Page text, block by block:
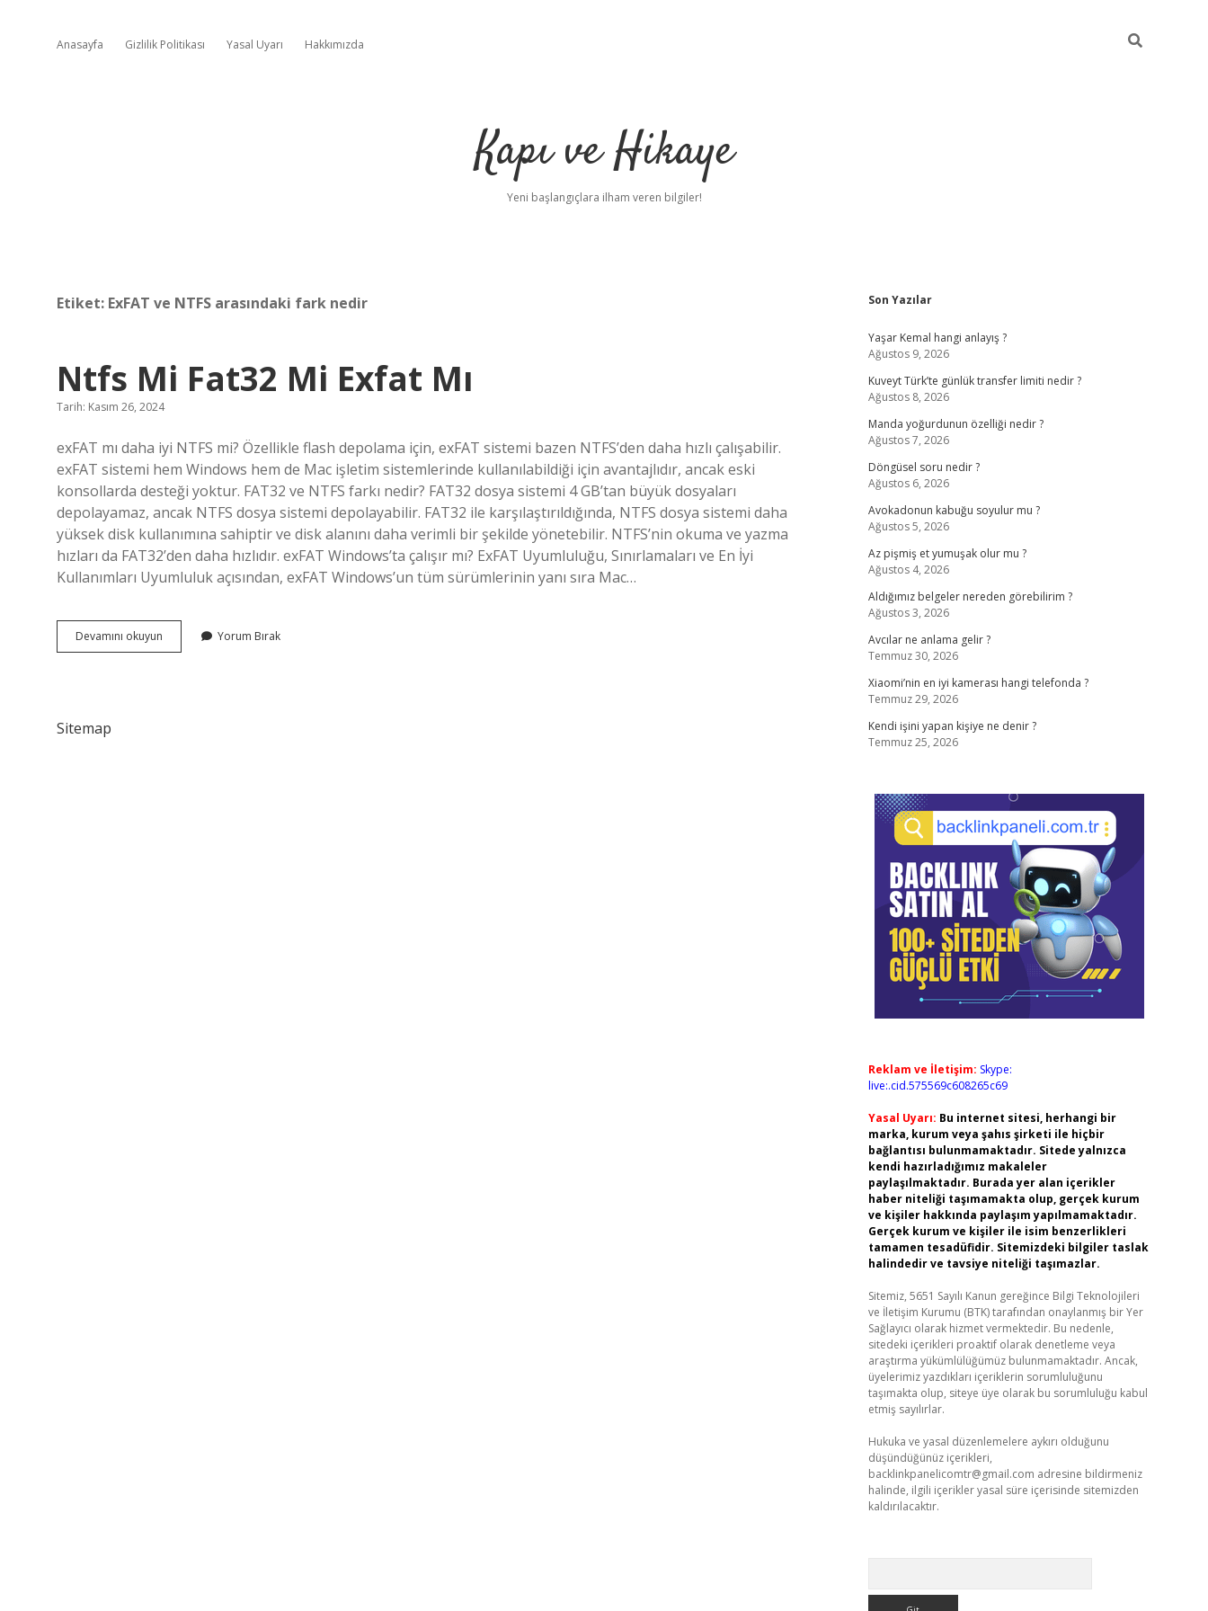
Anasayfa Gizlilik Politikası Yasal Uyarı Hakkımızda
Kapı ve Hikaye
Yeni başlangıçlara ilham veren bilgiler!
Etiket: ExFAT ve NTFS arasındaki fark nedir
Ntfs Mi Fat32 Mi Exfat Mı
Tarih: Kasım 26, 2024
exFAT mı daha iyi NTFS mi? Özellikle flash depolama için, exFAT sistemi bazen NTFS’den daha hızlı çalışabilir.
exFAT sistemi hem Windows hem de Mac işletim sistemlerinde kullanılabildiği için avantajlıdır, ancak eski
konsollarda desteği yoktur. FAT32 ve NTFS farkı nedir? FAT32 dosya sistemi 4 GB’tan büyük dosyaları
depolayamaz, ancak NTFS dosya sistemi depolayabilir. FAT32 ile karşılaştırıldığında, NTFS dosya sistemi daha
yüksek disk kullanımına sahiptir ve disk alanını daha verimli bir şekilde yönetebilir. NTFS’nin okuma ve yazma
hızları da FAT32’den daha hızlıdır. exFAT Windows’ta çalışır mı? ExFAT Uyumluluğu, Sınırlamaları ve En İyi
Kullanımları Uyumluluk açısından, exFAT Windows’un tüm sürümlerinin yanı sıra Mac…
Devamını okuyun
Mi
Yorum Bırak
Sitemap
Sidebar
Son Yazılar
Yaşar Kemal hangi anlayış ?
Ağustos 9, 2026
Kuveyt Türk’te günlük transfer limiti nedir ?
Ağustos 8, 2026
Manda yoğurdunun özelliği nedir ?
Ağustos 7, 2026
Döngüsel soru nedir ?
Ağustos 6, 2026
Avokadonun kabuğu soyulur mu ?
Ağustos 5, 2026
Az pişmiş et yumuşak olur mu ?
Ağustos 4, 2026
Aldığımız belgeler nereden görebilirim ?
Ağustos 3, 2026
Avcılar ne anlama gelir ?
Temmuz 30, 2026
Xiaomi’nin en iyi kamerası hangi telefonda ?
Temmuz 29, 2026
Kendi işini yapan kişiye ne denir ?
Temmuz 25, 2026
Reklam ve İletişim: Skype:
live:.cid.575569c608265c69
Yasal Uyarı: Bu internet sitesi, herhangi bir
marka, kurum veya şahıs şirketi ile hiçbir
bağlantısı bulunmamaktadır. Sitede yalnızca
kendi hazırladığımız makaleler
paylaşılmaktadır. Burada yer alan içerikler
haber niteliği taşımamakta olup, gerçek kurum
ve kişiler hakkında paylaşım yapılmamaktadır.
Gerçek kurum ve kişiler ile isim benzerlikleri
tamamen tesadüfidir. Sitemizdeki bilgiler taslak
halindedir ve tavsiye niteliği taşımazlar.
Sitemiz, 5651 Sayılı Kanun gereğince Bilgi Teknolojileri
ve İletişim Kurumu (BTK) tarafından onaylanmış bir Yer
Sağlayıcı olarak hizmet vermektedir. Bu nedenle,
sitedeki içerikleri proaktif olarak denetleme veya
araştırma yükümlülüğümüz bulunmamaktadır. Ancak,
üyelerimiz yazdıkları içeriklerin sorumluluğunu
taşımakta olup, siteye üye olarak bu sorumluluğu kabul
etmiş sayılırlar.
Hukuka ve yasal düzenlemelere aykırı olduğunu
düşündüğünüz içerikleri,
backlinkpanelicomtr@gmail.com adresine bildirmeniz
halinde, ilgili içerikler yasal süre içerisinde sitemizden
kaldırılacaktır.